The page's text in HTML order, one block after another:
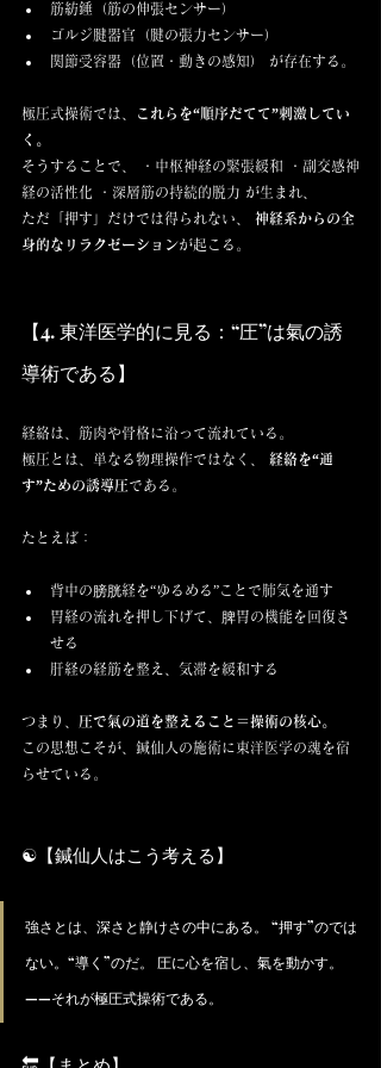
筋紡錘（筋の伸張センサー）
ゴルジ腱器官（腱の張力センサー）
関節受容器（位置・動きの感知） が存在する。
極圧式操術では、
これらを“順序だてて”刺激してい
く。
そうすることで、 ・中枢神経の緊張緩和 ・副交感神
経の活性化 ・深層筋の持続的脱力 が生まれ、
ただ「押す」だけでは得られない、 神経系からの全
身的なリラクゼーションが起こる。
【4. 東洋医学的に見る：“圧”は氣の誘
導術である】
経絡は、筋肉や骨格に沿って流れている。
極圧とは、単なる物理操作ではなく、 経絡を“通
す”ための誘導圧である。
たとえば：
背中の膀胱経を“ゆるめる”ことで肺気を通す
胃経の流れを押し下げて、脾胃の機能を回復さ
せる
肝経の経筋を整え、気滞を緩和する
つまり、 圧で氣の道を整えること＝操術の核心。
この思想こそが、鍼仙人の施術に東洋医学の魂を宿
らせている。
☯️【鍼仙人はこう考える】
強さとは、深さと静けさの中にある。 “押す”のでは
ない。“導く”のだ。 圧に心を宿し、氣を動かす。
——それが極圧式操術である。